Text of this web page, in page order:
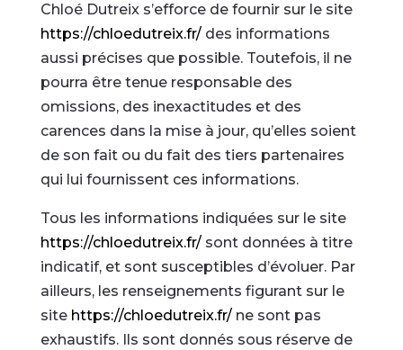
Chloé Dutreix s’efforce de fournir sur le site
https://chloedutreix.fr/des informations
aussi précises que possible. Toutefois, il ne
pourra être tenue responsable des
omissions, des inexactitudes et des
carences dans la mise à jour, qu’elles soient
de son fait ou du fait des tiers partenaires
qui lui fournissent ces informations.
Tous les informations indiquées sur le site
https://chloedutreix.fr/sont données à titre
indicatif, et sont susceptibles d’évoluer. Par
ailleurs, les renseignements figurant sur le
site https://chloedutreix.fr/ne sont pas
exhaustifs. Ils sont donnés sous réserve de